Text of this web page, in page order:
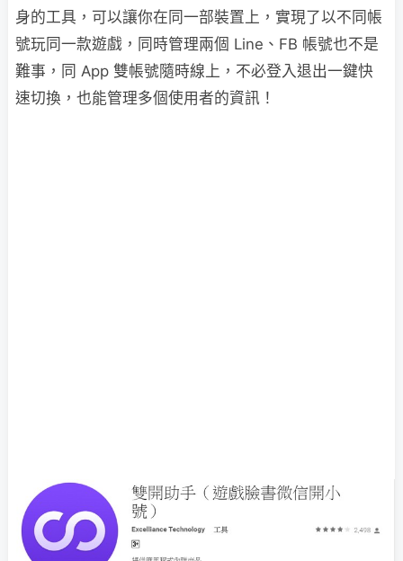
身的工具，可以讓你在同一部裝置上，實現了以不同帳
號玩同一款遊戲，同時管理兩個 Line、FB 帳號也不是
難事，同 App 雙帳號隨時線上，不必登入退出一鍵快
速切換，也能管理多個使用者的資訊！